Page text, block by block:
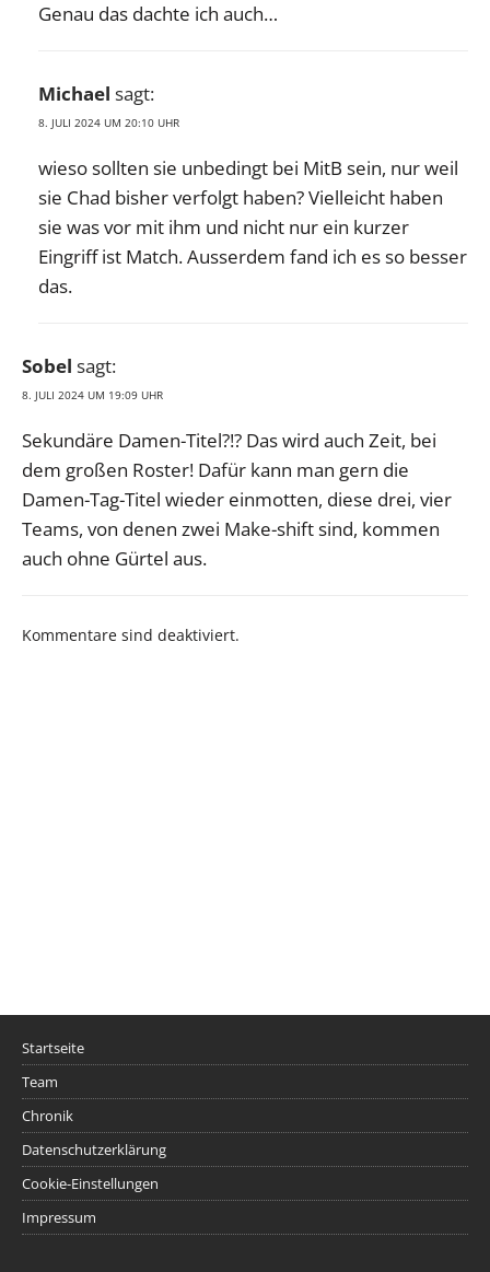
Genau das dachte ich auch…
Michael sagt:
8. JULI 2024 UM 20:10 UHR
wieso sollten sie unbedingt bei MitB sein, nur weil
sie Chad bisher verfolgt haben? Vielleicht haben
sie was vor mit ihm und nicht nur ein kurzer
Eingriff ist Match. Ausserdem fand ich es so besser
das.
Sobel sagt:
8. JULI 2024 UM 19:09 UHR
Sekundäre Damen-Titel?!? Das wird auch Zeit, bei
dem großen Roster! Dafür kann man gern die
Damen-Tag-Titel wieder einmotten, diese drei, vier
Teams, von denen zwei Make-shift sind, kommen
auch ohne Gürtel aus.
Kommentare sind deaktiviert.
Startseite
Team
Chronik
Datenschutzerklärung
Cookie-Einstellungen
Impressum